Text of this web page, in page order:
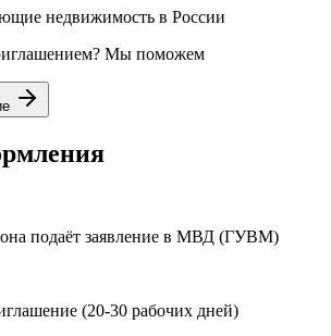
недвижимость в России
Мы поможем
подаёт заявление в МВД (ГУВМ)
(20-30 рабочих дней)